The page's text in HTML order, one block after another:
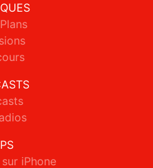
iPhone